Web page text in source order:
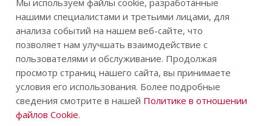
г. Самара, ул. Заводское шоссе, 17
2026 © Строй-К.рф. Сайт не является публичной
офертой.
Мы используем файлы cookie, разработанные
нашими специалистами и третьими лицами, для
анализа событий на нашем веб-сайте, что
позволяет нам улучшать взаимодействие с
пользователями и обслуживание. Продолжая
просмотр страниц нашего сайта, вы принимаете
условия его использования. Более подробные
сведения смотрите в нашей Политике в отношении
файлов Cookie.